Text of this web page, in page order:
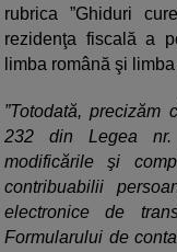
rubrica ”Ghiduri
rezidenţa fiscală a
limba română şi
”Totodată,
232 din Legea
modificările şi
contribuabilii
electronice de
Formularului de